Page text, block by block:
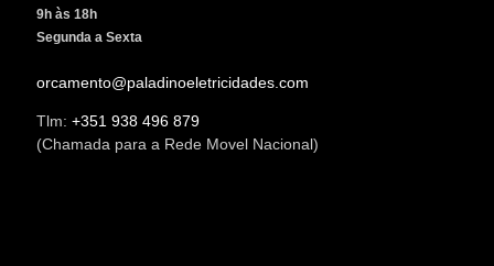
9h às 18h
Segunda a Sexta
orcamento@paladinoeletricidades.com
Tlm: +351 938 496 879
(Chamada para a Rede Movel Nacional)